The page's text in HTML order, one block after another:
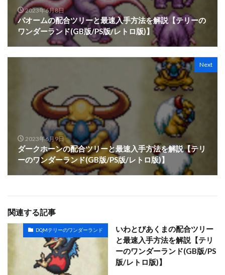
2023年6月8日
パオームの配合ツリーと最速入手方法を解説【テリーの
ワンダーランド(GB版/PS版/レトロ版)】
Next
2023年6月9日
ダークホーンの配合ツリーと最速入手方法を解説【テリ
ーのワンダーランド(GB版/PS版/レトロ版)】
関連する記事
DQMテリーのワンダーランド
いわとびあくまの配合ツリー
と最速入手方法を解説【テリ
ーのワンダーランド(GB版/PS
版/レトロ版)】